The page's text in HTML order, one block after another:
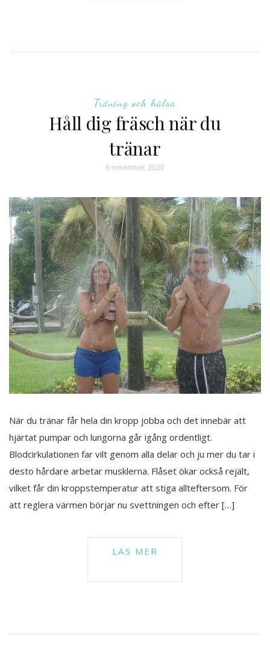
Träning och hälsa
Håll dig fräsch när du
tränar
6 november, 2020
När du tränar får hela din kropp jobba och det innebär att
hjärtat pumpar och lungorna går igång ordentligt.
Blodcirkulationen far vilt genom alla delar och ju mer du tar i
desto hårdare arbetar musklerna. Flåset ökar också rejält,
vilket får din kroppstemperatur att stiga allteftersom. För
att reglera värmen börjar nu svettningen och efter […]